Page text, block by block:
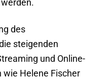
des
steigenden
und Online-
Helene Fischer